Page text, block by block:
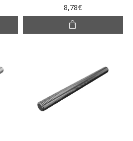
8,78€